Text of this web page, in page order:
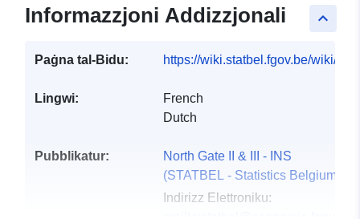
keyboard_arrow_up
Informazzjoni Addizzjonali
Paġna tal-Bidu: https://wiki.statbel.fgov.be/wiki/
Lingwi:
French
Dutch
Pubblikatur:
North Gate II & III - INS
(STATBEL - Statistics Belgium)
Indirizz Elettroniku: